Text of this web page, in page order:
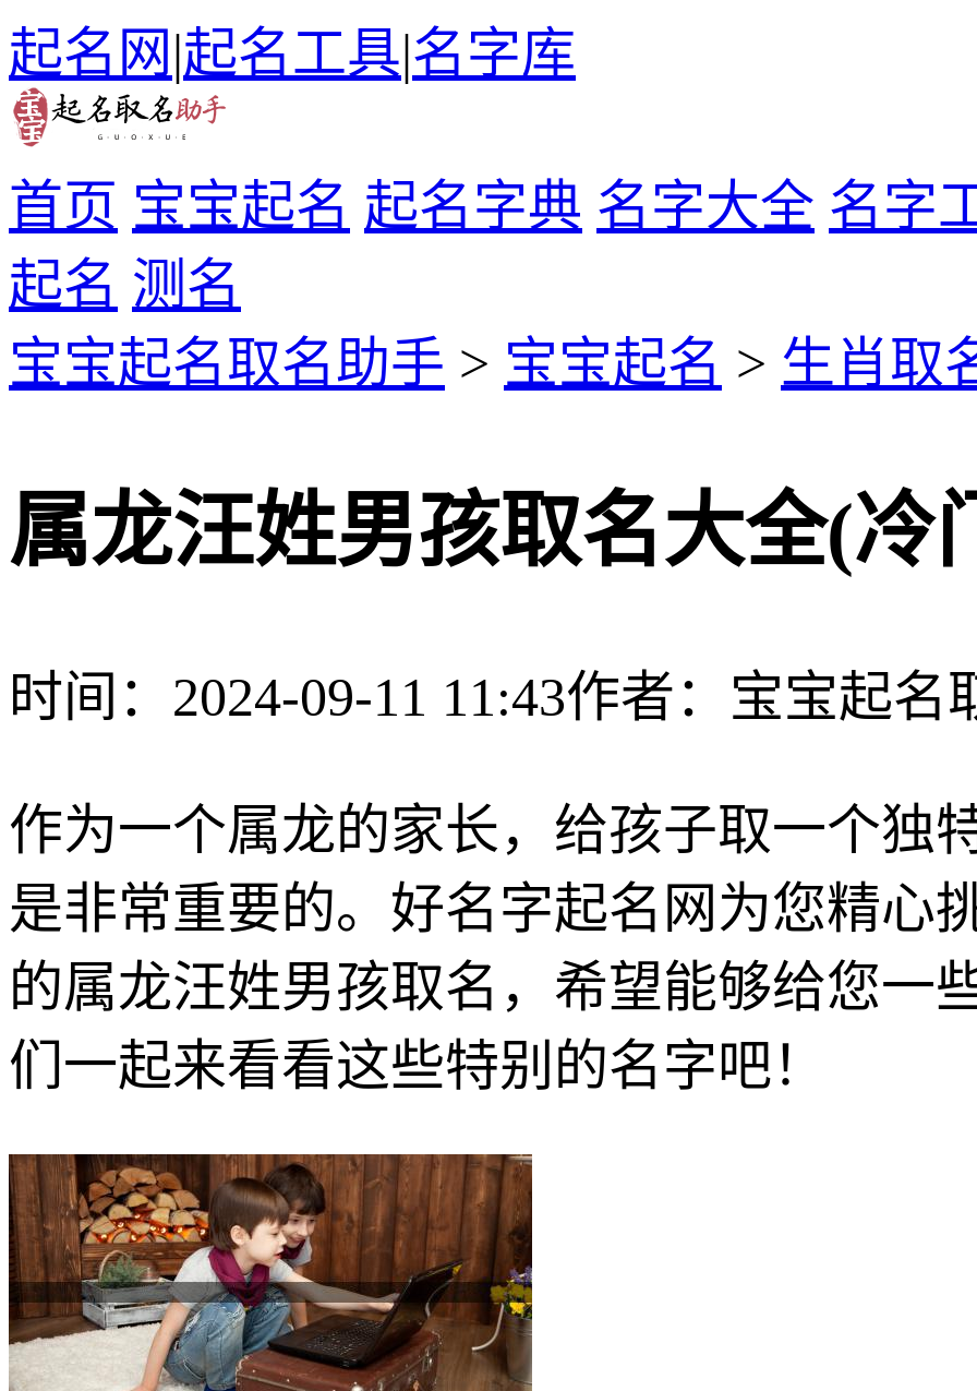
起名网|起名工具|名字库
首页 宝宝起名 起名字典 名字大全 名字
起名 测名
宝宝起名取名助手 > 宝宝起名 > 生肖取
属龙汪姓男孩取名大全(冷
时间：2024-09-11 11:43作者：宝宝起名
作为一个属龙的家长，给孩子取一个独
是非常重要的。好名字起名网为您精心
的属龙汪姓男孩取名，希望能够给您一
们一起来看看这些特别的名字吧！